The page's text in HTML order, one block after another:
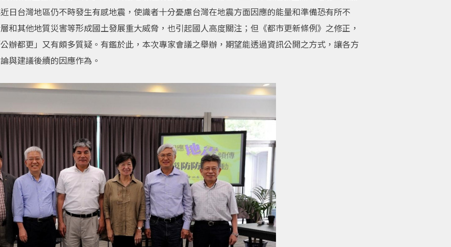
日台灣地區仍不時發生有感地震，使識者十分憂慮台灣在地震方面因應的能量和準備恐有所不
和其他地質災害等形成國土發展重大威脅，也引起國人高度關注；但《都市更新條例》之修正，
辦都更」又有頗多質疑。有鑑於此，本次專家會議之舉辦，期望能透過資訊公開之方式，讓各方
與建議後續的因應作為。